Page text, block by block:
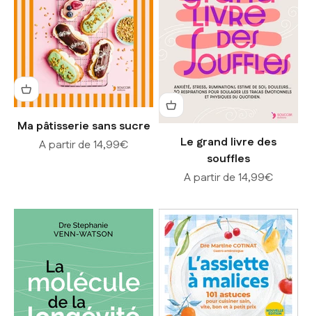
Ma pâtisserie sans sucre
Prix de vente
A partir de 14,99€
Le grand livre des
souffles
Prix de vente
A partir de 14,99€